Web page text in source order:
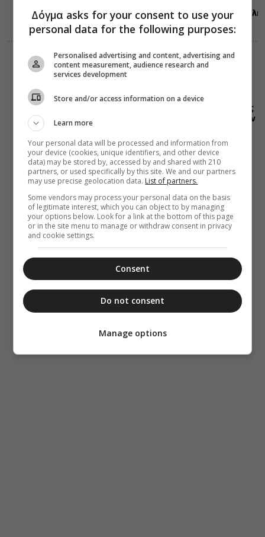
Αλεξανδρούπολη
(ΦΩΤΟ)
ΕΛΛΑΔΑ
ΜΗΤΡΟΠΟΛΕΙΣ
Η εορτή της
Κοιμήσεως της
Θεοτόκου στην
Δόγμα asks for your consent to use your
personal data for the following purposes:
Personalised advertising and content, advertising and
content measurement, audience research and
services development
Store and/or access information on a device
Learn more
Your personal data will be processed and information from
your device (cookies, unique identifiers, and other device
data) may be stored by, accessed by and shared with 210
partners, or used specifically by this site. We and our partners
may use precise geolocation data. List of partners.
Some vendors may process your personal data on the basis
of legitimate interest, which you can object to by managing
your options below. Look for a link at the bottom of this page
or in the site menu to manage or withdraw consent in privacy
and cookie settings.
Consent
Do not consent
Manage options